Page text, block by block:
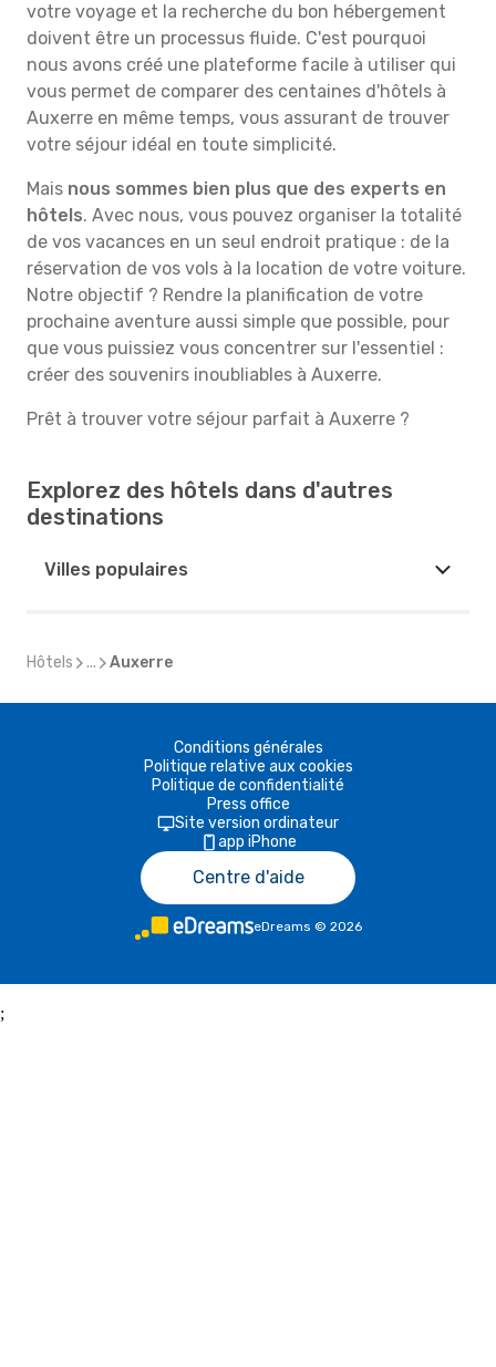
votre voyage et la recherche du bon hébergement
doivent être un processus fluide. C'est pourquoi
nous avons créé une plateforme facile à utiliser qui
vous permet de comparer des centaines d'hôtels à
Auxerre en même temps, vous assurant de trouver
votre séjour idéal en toute simplicité.
Mais nous sommes bien plus que des experts en
hôtels. Avec nous, vous pouvez organiser la totalité
de vos vacances en un seul endroit pratique : de la
réservation de vos vols à la location de votre voiture.
Notre objectif ? Rendre la planification de votre
prochaine aventure aussi simple que possible, pour
que vous puissiez vous concentrer sur l'essentiel :
créer des souvenirs inoubliables à Auxerre.
Prêt à trouver votre séjour parfait à Auxerre ?
Explorez des hôtels dans d'autres
destinations
Villes populaires
Hôtels ... Auxerre
Conditions générales
Politique relative aux cookies
Politique de confidentialité
Press office
Site version ordinateur
app iPhone
Centre d'aide
eDreams © 2026
;